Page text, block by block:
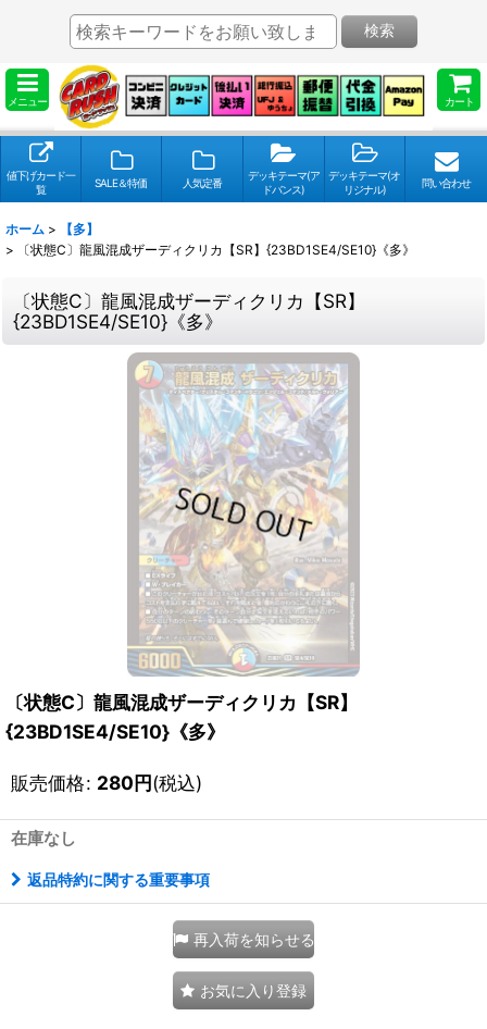
メニュー カート
検索
値下げカード一
覧
SALE＆特価 人気定番
デッキテーマ(ア
ドバンス)
デッキテーマ(オ
リジナル)
問い合わせ
ホーム >
【多】
>
〔状態C〕龍風混成ザーディクリカ【SR】{23BD1SE4/SE10}《多》
〔状態C〕龍風混成ザーディクリカ【SR】
{23BD1SE4/SE10}《多》
〔状態C〕龍風混成ザーディクリカ【SR】
{23BD1SE4/SE10}《多》
販売価格: 280円(税込)
在庫なし
返品特約に関する重要事項
再入荷を知らせる
お気に入り登録